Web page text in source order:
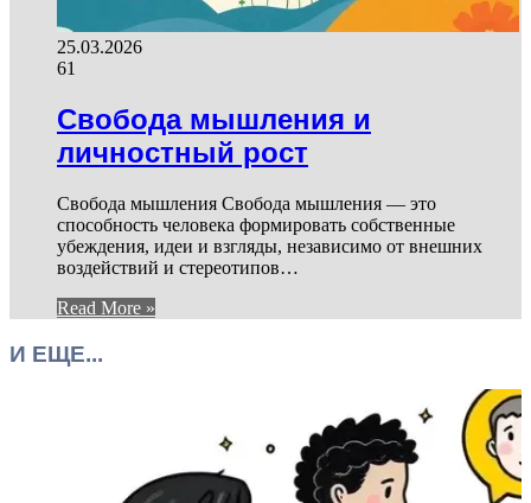
25.03.2026
61
Свобода мышления и
личностный рост
Свобода мышления Свобода мышления — это
способность человека формировать собственные
убеждения, идеи и взгляды, независимо от внешних
воздействий и стереотипов…
Read More »
И ЕЩЕ...